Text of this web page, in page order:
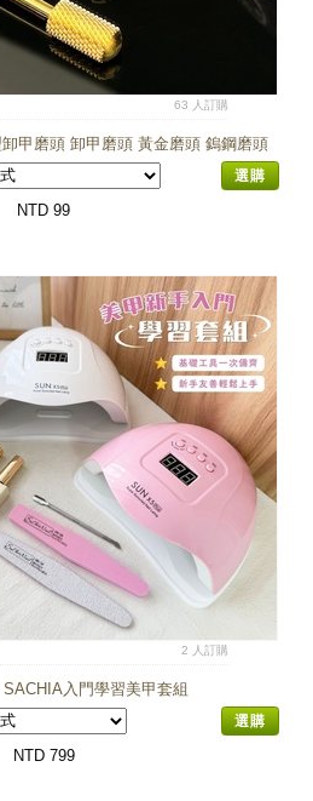
63 人訂購
甲磨頭 卸甲磨頭 黃金磨頭 鎢鋼磨頭
選購
NTD 99
2 人訂購
SACHIA入門學習美甲套組
選購
NTD 799